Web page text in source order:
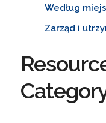
Według
Zarząd i